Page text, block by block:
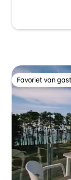
Favoriet van
Favoriet van